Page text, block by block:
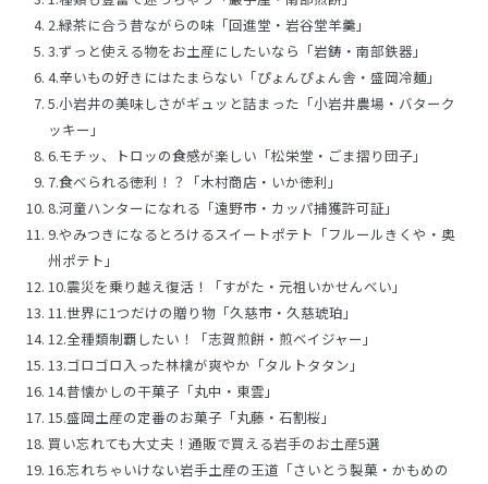
2.緑茶に合う昔ながらの味「回進堂・岩谷堂羊羹」
3.ずっと使える物をお土産にしたいなら「岩鋳・南部鉄器」
4.辛いもの好きにはたまらない「ぴょんぴょん舎・盛岡冷麺」
5.小岩井の美味しさがギュッと詰まった「小岩井農場・バターク
ッキー」
6.モチッ、トロッの食感が楽しい「松栄堂・ごま摺り団子」
7.食べられる徳利！？「木村商店・いか徳利」
8.河童ハンターになれる「遠野市・カッパ捕獲許可証」
9.やみつきになるとろけるスイートポテト「フルールきくや・奥
州ポテト」
10.震災を乗り越え復活！「すがた・元祖いかせんべい」
11.世界に1つだけの贈り物「久慈市・久慈琥珀」
12.全種類制覇したい！「志賀煎餅・煎ベイジャー」
13.ゴロゴロ入った林檎が爽やか「タルトタタン」
14.昔懐かしの干菓子「丸中・東雲」
15.盛岡土産の定番のお菓子「丸藤・石割桜」
買い忘れても大丈夫！通販で買える岩手のお土産5選
16.忘れちゃいけない岩手土産の王道「さいとう製菓・かもめの